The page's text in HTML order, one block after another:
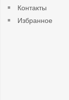
Контакты
Избранное